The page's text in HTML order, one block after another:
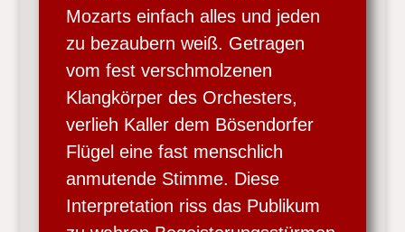
Mozarts einfach alles und jeden
zu bezaubern weiß. Getragen
vom fest verschmolzenen
Klangkörper des Orchesters,
verlieh Kaller dem Bösendorfer
Flügel eine fast menschlich
anmutende Stimme. Diese
Interpretation riss das Publikum